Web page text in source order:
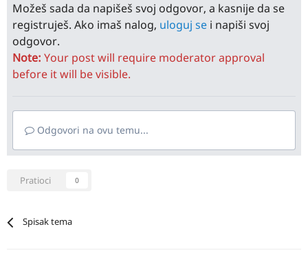
Možeš sada da napišeš svoj odgovor, a kasnije da se
registruješ. Ako imaš nalog, uloguj se i napiši svoj
odgovor.
Note: Your post will require moderator approval
before it will be visible.
Odgovori na ovu temu...
Pratioci 0
Spisak tema